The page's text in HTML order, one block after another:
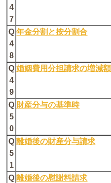
4
7
Q
4
8
年金分割と按分割合
Q
4
9
婚姻費用分担請求の増減額
Q
5
0
財産分与の基準時
Q
5
1
離婚後の財産分与請求
Q 離婚後の慰謝料請求